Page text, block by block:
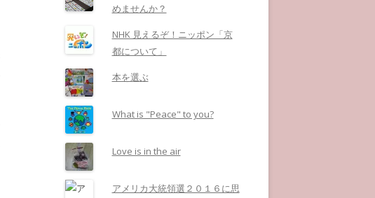
めませんか？
NHK 見えるぞ！ニッポン「京
都について」
本を選ぶ
What is "Peace" to you?
Love is in the air
アメリカ大統領選２０１６に思